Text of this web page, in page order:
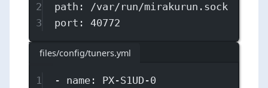
2
path : /var/run/mirakurun.sock
3
port : 40772
files/config/tuners.yml
1 - name : PX-S1UD-0